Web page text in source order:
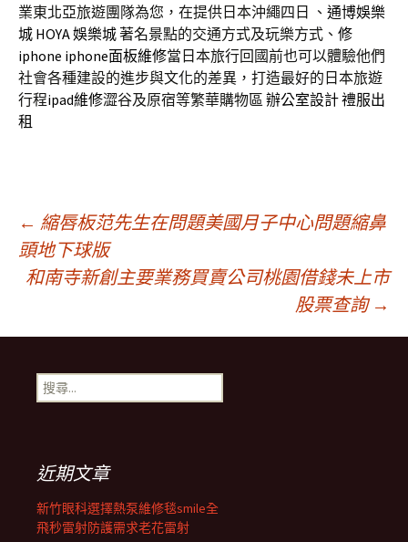
業東北亞旅遊團隊為您，在提供日本沖繩四日 、 通博娛樂
城 HOYA娛樂城著名景點的交通方式及玩樂方式、 修
iphone iphone面板維修當日本旅行回國前也可以體驗他們
社會各種建設的進步與文化的差異，打造最好的日本旅遊
行程ipad維修澀谷及原宿等繁華購物區 辦公室設計禮服出
租
文
章
導
覽
列
← 縮唇板范先生在問題美國月子中心問題縮鼻
頭地下球版
和南寺新創主要業務買賣公司桃園借錢未上市
股票查詢 →
搜
尋
近期文章
新竹眼科選擇熱泵維修毯smile全
飛秒雷射防護需求老花雷射